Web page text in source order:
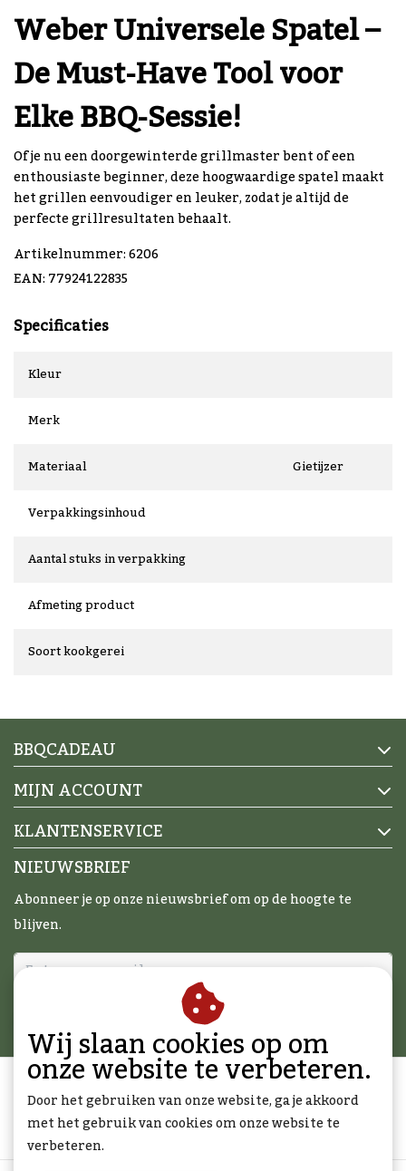
Weber Universele Spatel –
De Must-Have Tool voor
Elke BBQ-Sessie!
Of je nu een doorgewinterde grillmaster bent of een
enthousiaste beginner, deze hoogwaardige spatel maakt
het grillen eenvoudiger en leuker, zodat je altijd de
perfecte grillresultaten behaalt.
Artikelnummer: 6206
EAN: 77924122835
Specificaties
Kleur
Merk
Materiaal
Gietijzer
Verpakkingsinhoud
Aantal stuks in verpakking
Afmeting product
Soort kookgerei
BBQCADEAU
MIJN ACCOUNT
KLANTENSERVICE
NIEUWSBRIEF
Abonneer je op onze nieuwsbrief om op de hoogte te
blijven.
Wij slaan cookies op om
onze website te verbeteren.
Door het gebruiken van onze website, ga je akkoord
met het gebruik van cookies om onze website te
verbeteren.